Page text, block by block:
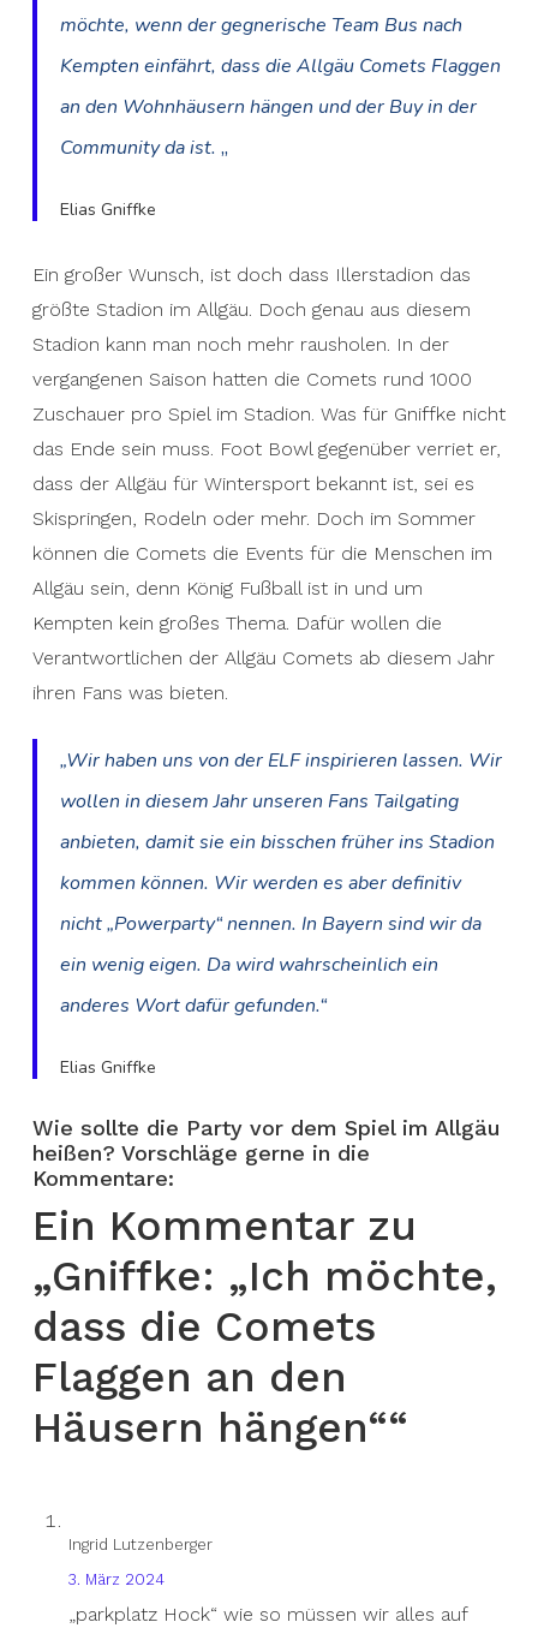
möchte, wenn der gegnerische Team Bus nach
Kempten einfährt, dass die Allgäu Comets Flaggen
an den Wohnhäusern hängen und der Buy in der
Community da ist.„
Elias Gniffke
Ein großer Wunsch, ist doch dass Illerstadion das
größte Stadion im Allgäu. Doch genau aus diesem
Stadion kann man noch mehr rausholen. In der
vergangenen Saison hatten die Comets rund 1000
Zuschauer pro Spiel im Stadion. Was für Gniffke nicht
das Ende sein muss. Foot Bowl gegenüber verriet er,
dass der Allgäu für Wintersport bekannt ist, sei es
Skispringen, Rodeln oder mehr. Doch im Sommer
können die Comets die Events für die Menschen im
Allgäu sein, denn König Fußball ist in und um
Kempten kein großes Thema. Dafür wollen die
Verantwortlichen der Allgäu Comets ab diesem Jahr
ihren Fans was bieten.
„Wir haben uns von der ELF inspirieren lassen. Wir
wollen in diesem Jahr unseren Fans Tailgating
anbieten, damit sie ein bisschen früher ins Stadion
kommen können. Wir werden es aber definitiv
nicht „Powerparty“ nennen. In Bayern sind wir da
ein wenig eigen. Da wird wahrscheinlich ein
anderes Wort dafür gefunden.“
Elias Gniffke
Wie sollte die Party vor dem Spiel im Allgäu
heißen? Vorschläge gerne in die
Kommentare:
Ein Kommentar zu
„Gniffke: „Ich möchte,
dass die Comets
Flaggen an den
Häusern hängen““
Ingrid Lutzenberger
3. März 2024
„parkplatz Hock“ wie so müssen wir alles auf